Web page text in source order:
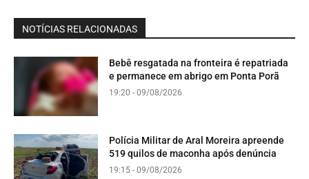
NOTÍCIAS RELACIONADAS
Bebê resgatada na fronteira é repatriada
e permanece em abrigo em Ponta Porã
19:20 - 09/08/2026
Polícia Militar de Aral Moreira apreende
519 quilos de maconha após denúncia
19:15 - 09/08/2026